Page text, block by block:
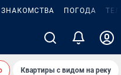
ЗНАКОМСТВА ПОГОДА
Квартиры с видом на реку